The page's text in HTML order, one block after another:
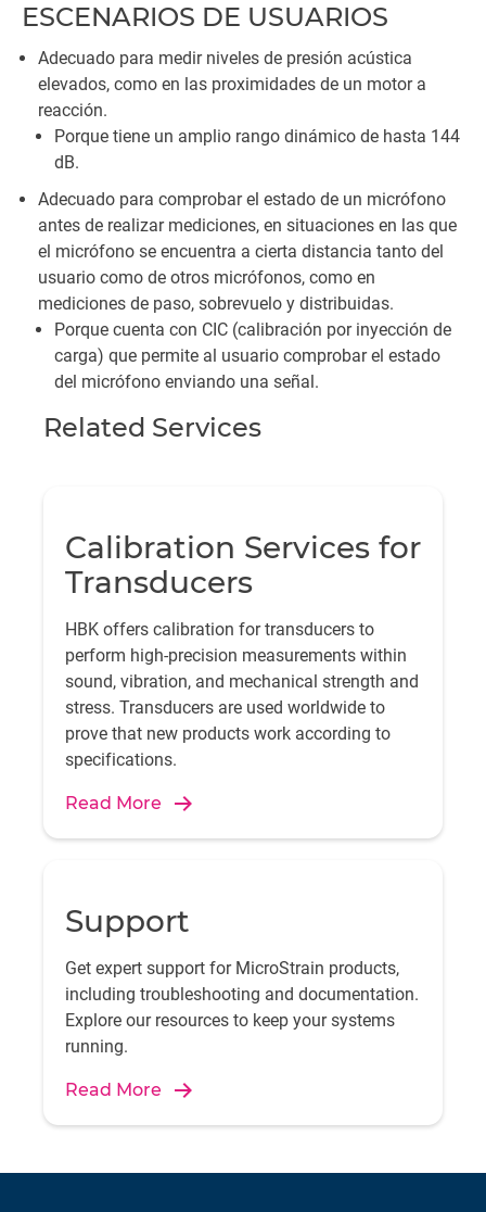
ESCENARIOS DE USUARIOS
Adecuado para medir niveles de presión acústica
elevados, como en las proximidades de un motor a
reacción.
Porque tiene un amplio rango dinámico de hasta 144
dB.
Adecuado para comprobar el estado de un micrófono
antes de realizar mediciones, en situaciones en las que
el micrófono se encuentra a cierta distancia tanto del
usuario como de otros micrófonos, como en
mediciones de paso, sobrevuelo y distribuidas.
Porque cuenta con CIC (calibración por inyección de
carga) que permite al usuario comprobar el estado
del micrófono enviando una señal.
Related Services
Calibration Services for
Transducers
HBK offers calibration for transducers to
perform high-precision measurements within
sound, vibration, and mechanical strength and
stress. Transducers are used worldwide to
prove that new products work according to
specifications.
Read More
Support
Get expert support for MicroStrain products,
including troubleshooting and documentation.
Explore our resources to keep your systems
running.
Read More